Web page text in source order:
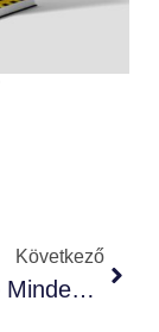
Következő
A Jó Logó Mindenhol Jól Mutat